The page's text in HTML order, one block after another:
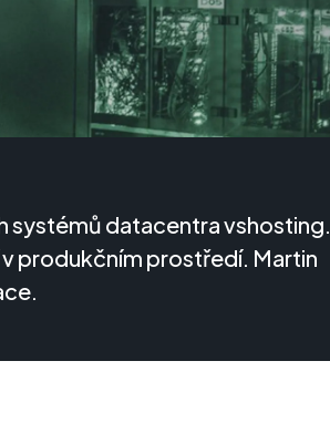
systémů datacentra vshosting.
produkčním prostředí. Martin